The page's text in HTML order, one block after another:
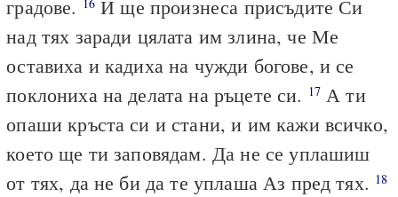
градове.
И ще произнеса присъдите Си
над тях заради цялата им злина, че Ме
оставиха и кадиха на чужди богове, и се
поклониха на делата на ръцете си. 17 А ти
опаши кръста си и стани, и им кажи всичко,
което ще ти заповядам. Да не се уплашиш
от тях, да не би да те уплаша Аз пред тях. 18